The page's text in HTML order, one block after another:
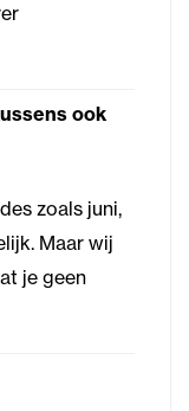
ook
zoals juni,
Maar wij
je geen